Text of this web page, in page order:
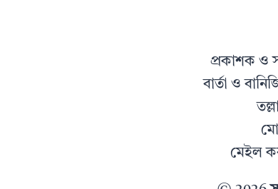
প্রকাশক ও
বার্তা ও
মেইল